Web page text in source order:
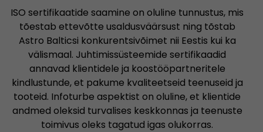
ISO sertifikaatide saamine on oluline tunnustus, mis
tõestab ettevõtte usaldusväärsust ning tõstab
Astro Balticsi konkurentsivõimet nii Eestis kui ka
välismaal. Juhtimissüsteemide sertifikaadid
annavad klientidele ja koostööpartneritele
kindlustunde, et pakume kvaliteetseid teenuseid ja
tooteid. Infoturbe aspektist on oluline, et klientide
andmed oleksid turvalises keskkonnas ja teenuste
toimivus oleks tagatud igas olukorras.